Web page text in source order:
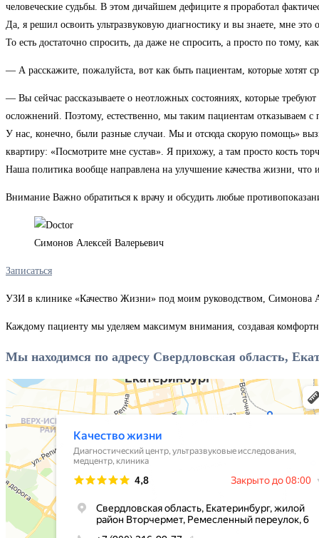
человеческие судьбы. В этом дичайшем дефиците я проработал
Да, я решил освоить ультразвуковую диагностику и вы знаете, мне
То есть достаточно спросить, да даже не спросить, а просто по тому,
— А расскажите, пожалуйста, вот как быть пациентам, которые хотят
— Вы сейчас рассказываете о неотложных состояниях, которые
осложнений. Поэтому, естественно, мы таким пациентам отказываем с
У нас, конечно, были разные случаи. Мы и отсюда скорую помощь»
квартиру: «Посмотрите мне сустав». Я прихожу, а там просто кость
Наша политика вообще направлена на улучшение качества жизни,
Внимание Важно обратиться к врачу и обсудить любые
Симонов Алексей Валерьевич
Записаться
УЗИ в клинике «Качество Жизни» под моим руководством, Симонова
Каждому пациенту мы уделяем максимум внимания, создавая
Мы находимся по адресу Свердловская область,